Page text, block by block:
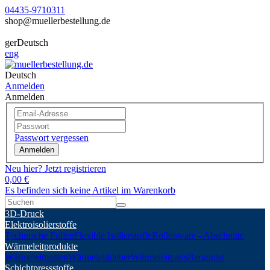
04435-9710311
shop@muellerbestellung.de
gerDeutsch
eng
Deutsch
Anmelden
Anmelden
Passwort vergessen
Anmelden
Neu hier? Jetzt registrieren
0,00 €
Es befinden sich keine Artikel im Warenkorb
3D-Druck
Elektroisolierstoffe
Technische FolienFlexible IsolierstoffeRollenware - Abschnitte
Wärmeleitprodukte
WärmeleitpastenWärmeleitkleberWärmeleitpadsBergquist
Schichtpressstoffe